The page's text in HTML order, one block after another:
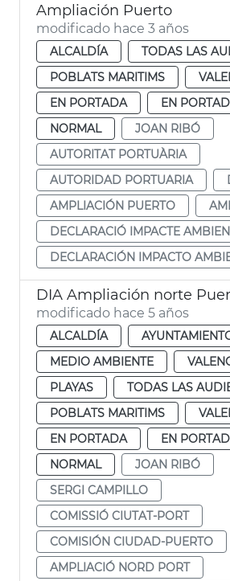
Ampliación Puerto
modificado hace 3 años
ALCALDÍA
TODAS LAS
POBLATS MARITIMS
EN PORTADA
EN
NORMAL
JOAN RIBÓ
AUTORITAT PORTUÀRIA
AUTORIDAD PORTUARIA
AMPLIACIÓN PUERTO
DECLARACIÓ IMPACTE
DECLARACIÓN IMPACTO
DIA Ampliación norte
modificado hace 5 años
ALCALDÍA
MEDIO AMBIENTE
PLAYAS
TODAS LAS
POBLATS MARITIMS
EN PORTADA
EN
NORMAL
JOAN RIBÓ
SERGI CAMPILLO
COMISSIÓ CIUTAT-PORT
COMISIÓN CIUDAD-PUERTO
AMPLIACIÓ NORD PORT